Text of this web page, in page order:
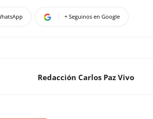
+ Seguinos en Google
Redacción Carlos Paz Vivo